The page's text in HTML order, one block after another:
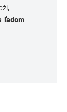
ľadom